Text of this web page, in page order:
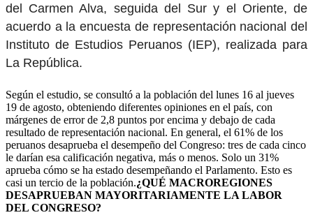
del Carmen Alva, seguida del Sur y el Oriente, de
acuerdo a la encuesta de representación nacional del
Instituto de Estudios Peruanos (IEP), realizada para
La República.
Según el estudio, se consultó a la población del lunes 16 al jueves
19 de agosto, obteniendo diferentes opiniones en el país, con
márgenes de error de 2,8 puntos por encima y debajo de cada
resultado de representación nacional. En general, el 61% de los
peruanos desaprueba el desempeño del Congreso: tres de cada cinco
le darían esa calificación negativa, más o menos. Solo un 31%
aprueba cómo se ha estado desempeñando el Parlamento. Esto es
casi un tercio de la población.¿QUÉ MACROREGIONES
DESAPRUEBAN MAYORITARIAMENTE LA LABOR
DEL CONGRESO?